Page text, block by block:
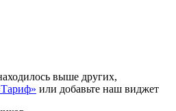
выше других,
или добавьте наш виджет